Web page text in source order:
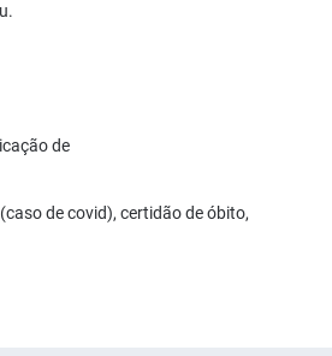
de
de covid), certidão de óbito,